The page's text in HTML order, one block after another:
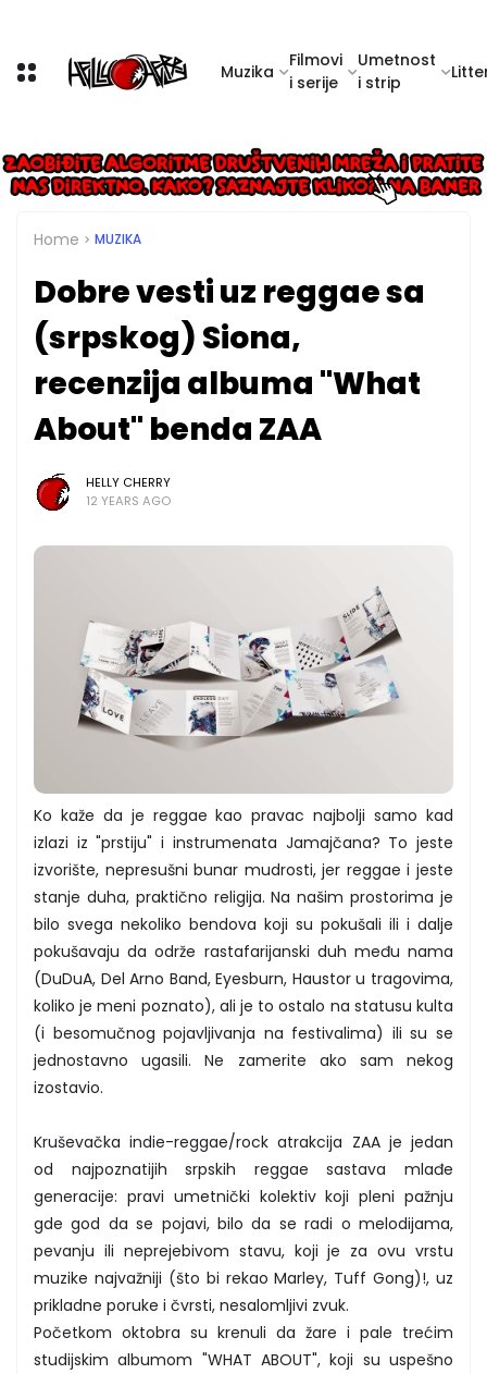
Muzika
Filmovi
i serije
Umetnost
i strip
Home MUZIKA
Dobre vesti uz reggae sa
(srpskog) Siona,
recenzija albuma "What
About" benda ZAA
HELLY CHERRY
12 YEARS AGO
Ko kaže da je reggae kao pravac najbolji samo kad
izlazi iz "prstiju" i instrumenata Jamajčana? To jeste
izvorište, nepresušni bunar mudrosti, jer reggae i jeste
stanje duha, praktično religija. Na našim prostorima je
bilo svega nekoliko bendova koji su pokušali ili i dalje
pokušavaju da održe rastafarijanski duh među nama
(DuDuA, Del Arno Band, Eyesburn, Haustor u tragovima,
koliko je meni poznato), ali je to ostalo na statusu kulta
(i besomučnog pojavljivanja na festivalima) ili su se
jednostavno ugasili. Ne zamerite ako sam nekog
izostavio.
Kruševačka indie-reggae/rock atrakcija ZAA je jedan
od najpoznatijih srpskih reggae sastava mlađe
generacije: pravi umetnički kolektiv koji pleni pažnju
gde god da se pojavi, bilo da se radi o melodijama,
pevanju ili neprejebivom stavu, koji je za ovu vrstu
muzike najvažniji (što bi rekao Marley, Tuff Gong)!, uz
prikladne poruke i čvrsti, nesalomljivi zvuk.
Početkom oktobra su krenuli da žare i pale trećim
studijskim albumom "WHAT ABOUT", koji su uspešno